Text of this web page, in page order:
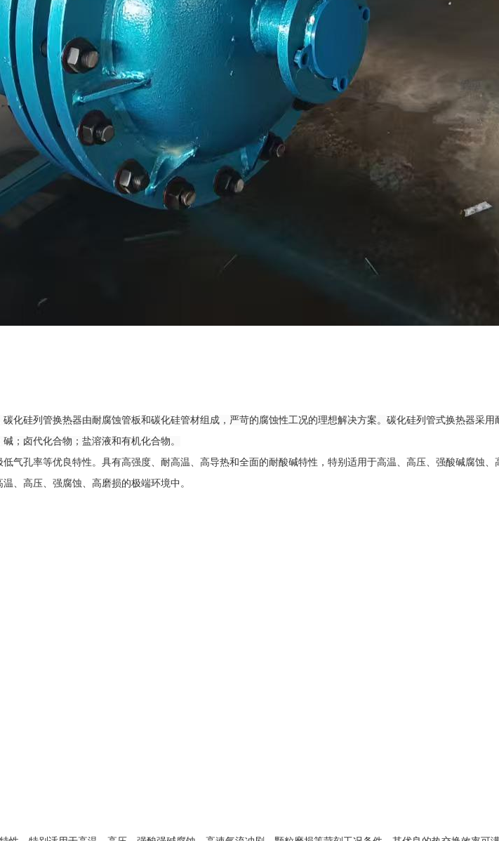
化硅列管换热器由耐腐蚀管板和碳化硅管材组成，严苛的腐蚀性工况的理想解决方案。碳化硅列管式换热器采
；卤代化合物；盐溶液和有机化合物。
气孔率等优良特性。具有高强度、耐高温、高导热和全面的耐酸碱特性，特别适用于高温、高压、强酸碱腐蚀
、高压、强腐蚀、高磨损的极端环境中。